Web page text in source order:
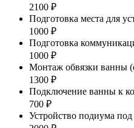
2100 ₽
Подготовка места для
1000 ₽
Подготовка
1000 ₽
Монтаж обвязки ванны
1300 ₽
Подключение ванны к
700 ₽
Устройство подиума